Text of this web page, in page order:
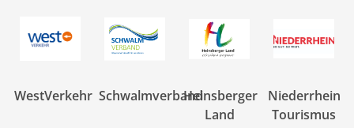
WestVerkehr SchwalmverbandHeinsberger
Land
Niederrhein
Tourismus